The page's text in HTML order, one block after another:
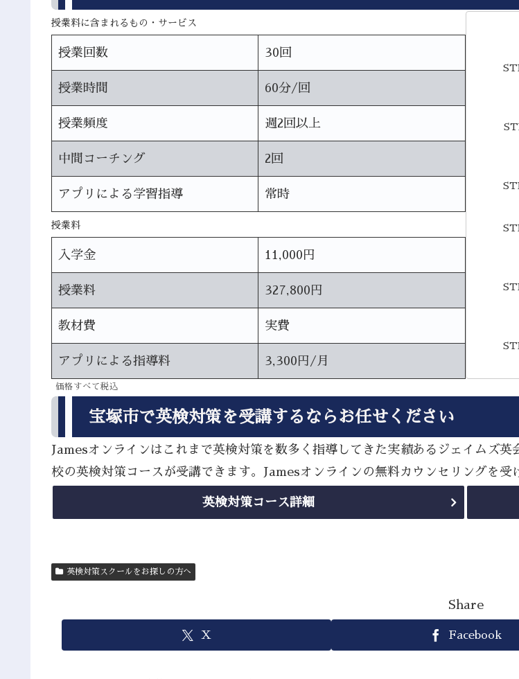
授業料に含まれるもの・サービス
授業回数 30回
授業時間 60分/回
授業頻度 週2回以上
中間コーチング 2回
アプリによる学習指導 常時
授業料
入学金 11,000円
授業料 327,800円
教材費 実費
アプリによる指導料 3,300円/月
価格すべて税込
宝塚市で英検対策を受講するならお任せください
Jamesオンラインはこれまで英検対策を数多く指導してきた実績あるジェイムズ
校の英検対策コースが受講できます。Jamesオンラインの無料カウンセリングを受
英検対策コース詳細
英検対策スクールをお探しの方へ
Share
X Facebook